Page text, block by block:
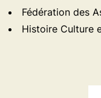
Fédération des
Histoire Culture